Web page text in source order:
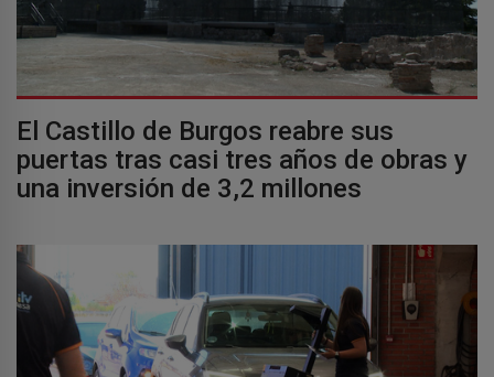
El Castillo de Burgos reabre sus
puertas tras casi tres años de obras y
una inversión de 3,2 millones